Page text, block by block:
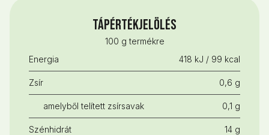
Tápértékjelölés
100 g termékre
Energia
418 kJ / 99 kcal
Zsír 0,6 g
amelyből telített zsírsavak 0,1 g
Szénhidrát 14 g